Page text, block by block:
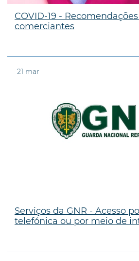
COVID-19 -
comerciantes
21 mar
Serviços da GNR - Acesso
telefónica ou por meio de